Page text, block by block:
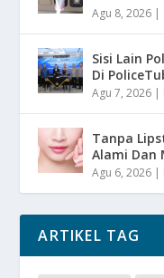
Agu 8, 2026 |
Sisi Lain
Di
Agu 7, 2026 |
Tanpa
Alami Dan
Agu 6, 2026 |
ARTIKEL TAG